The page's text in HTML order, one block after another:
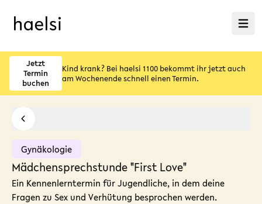
Menü
Jetzt
Termin
buchen
Kind krank? Bei haelsi 1100 bekommt ihr jetzt auch
am Wochenende schnell einen Termin.
Gynäkologie
Mädchensprechstunde "First Love"
Ein Kennenlerntermin für Jugendliche, in dem deine
Fragen zu Sex und Verhütung besprochen werden.